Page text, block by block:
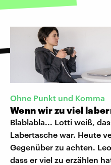
Ohne Punkt und Komma
Wenn wir zu viel
Blablabla... Lotti weiß,
Labertasche war. Heute
Gegenüber zu achten.
dass er viel zu erzählen